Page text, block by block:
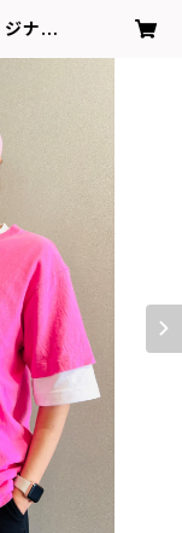
ジナル